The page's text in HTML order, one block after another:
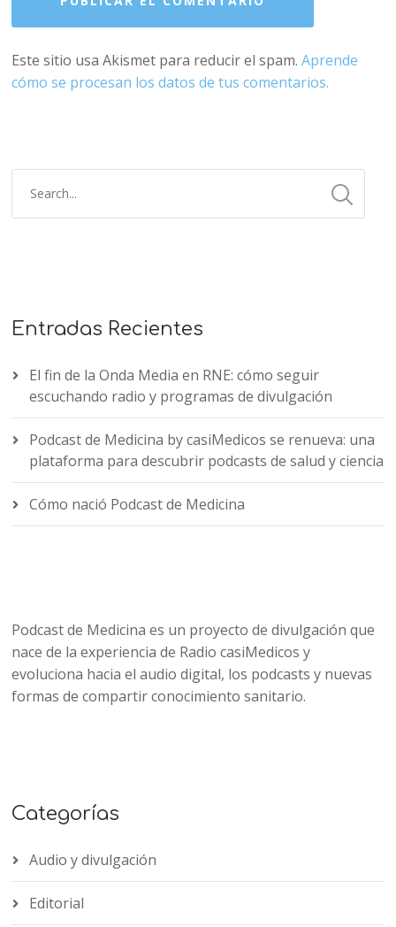
Este sitio usa Akismet para reducir el spam.Aprende
cómo se procesan los datos de tus comentarios.
Entradas Recientes
El fin de la Onda Media en RNE: cómo seguir
escuchando radio y programas de divulgación
Podcast de Medicina by casiMedicos se renueva: una
plataforma para descubrir podcasts de salud y ciencia
Cómo nació Podcast de Medicina
Podcast de Medicina es un proyecto de divulgación que
nace de la experiencia de Radio casiMedicos y
evoluciona hacia el audio digital, los podcasts y nuevas
formas de compartir conocimiento sanitario.
Categorías
Audio y divulgación
Editorial